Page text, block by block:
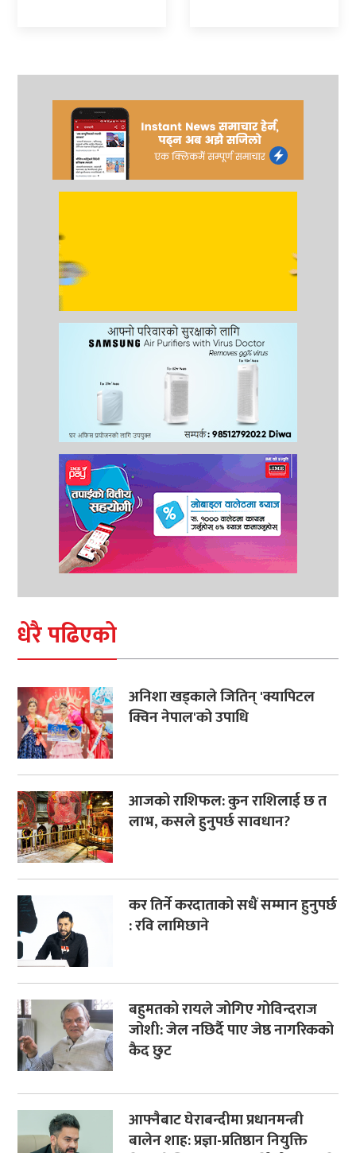
धेरै पढिएको
अनिशा खड्काले जितिन् 'क्यापिटल
क्विन नेपाल'को उपाधि
आजको राशिफल: कुन राशिलाई छ त
लाभ, कसले हुनुपर्छ सावधान?
कर तिर्ने करदाताको सधैं सम्मान हुनुपर्छ
: रवि लामिछाने
बहुमतको रायले जोगिए गोविन्दराज
जोशी: जेल नछिर्दै पाए जेष्ठ नागरिकको
कैद छुट
आफ्नैबाट घेराबन्दीमा प्रधानमन्त्री
बालेन शाह: प्रज्ञा-प्रतिष्ठान नियुक्ति